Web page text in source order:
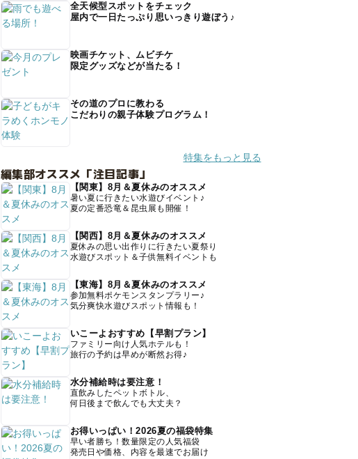
全天候型スポットをチェック
屋内で一日たっぷり思いっきり遊ぼう♪
映画チケット、ムビチケ
限定グッズなどが当たる！
その道のプロに教わる
こだわりの親子体験プログラム！
特集をもっと見る
編集部オススメ「注目記事」
【関東】8月＆夏休みのオススメ
暑い夏に行きたい水遊びイベント♪
夏の定番恐竜＆昆虫展も開催！
【関西】8月＆夏休みのオススメ
夏休みの思い出作りに行きたい夏祭り
水遊びスポット＆子供無料イベントも
【東海】8月＆夏休みのオススメ
参加無料ポケモンスタンプラリー♪
気分爽快水遊びスポット情報も！
いこーよおすすめ【早割プラン】
ファミリー向け人気ホテルも！
旅行の予約は早めが断然お得♪
水分補給時は要注意！
直飲みしたペットボトル、
何日後まで飲んでも大丈夫？
お得いっぱい！2026夏の福袋特集
早い者勝ち！数量限定の人気福袋
発売日や価格、内容を最速でお届け